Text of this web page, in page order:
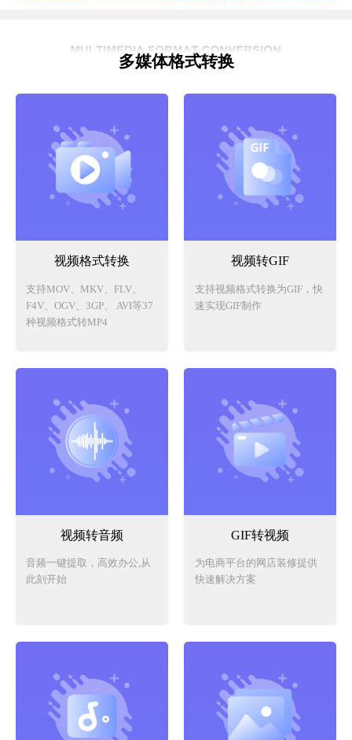
多媒体格式转换
视频格式转换
支持MOV、MKV、FLV、
F4V、OGV、3GP、 AVI等37
种视频格式转MP4
视频转GIF
支持视频格式转换为GIF，快
速实现GIF制作
视频转音频
音频一键提取，高效办公,从
此刻开始
GIF转视频
为电商平台的网店装修提供
快速解决方案